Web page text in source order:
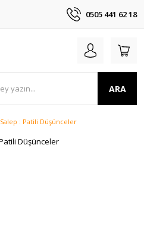
0505 441 62 18
ARA
Salep : Patili Düşünceler